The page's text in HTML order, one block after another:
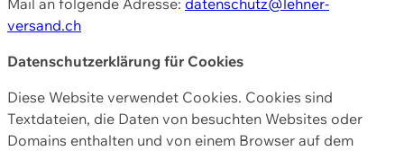
versand.ch
Datenschutzerklärung für Cookies
Diese Website verwendet Cookies. Cookies sind
Textdateien, die Daten von besuchten Websites oder
Domains enthalten und von einem Browser auf dem